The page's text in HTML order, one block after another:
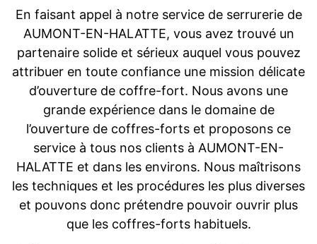
En faisant appel à notre service de serrurerie de
AUMONT-EN-HALATTE, vous avez trouvé un
partenaire solide et sérieux auquel vous pouvez
attribuer en toute confiance une mission délicate
d’ouverture de coffre-fort. Nous avons une
grande expérience dans le domaine de
l’ouverture de coffres-forts et proposons ce
service à tous nos clients à AUMONT-EN-
HALATTE et dans les environs. Nous maîtrisons
les techniques et les procédures les plus diverses
et pouvons donc prétendre pouvoir ouvrir plus
que les coffres-forts habituels.